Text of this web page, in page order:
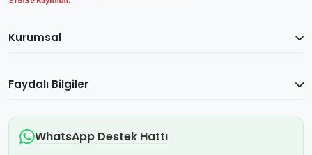
Kurumsal
Faydalı Bilgiler
WhatsApp Destek Hattı